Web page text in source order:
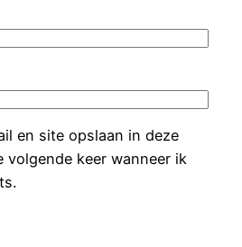
en site opslaan in deze
volgende keer wanneer ik